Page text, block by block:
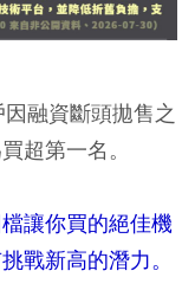
融資斷頭拋售之
超第一名。
讓你買的絕佳機
戰新高的潛力。